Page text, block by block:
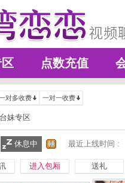
点数充值
对多收费 一对一收费
台妹专区
休息中 最近上线时间 :
进入包厢 送礼